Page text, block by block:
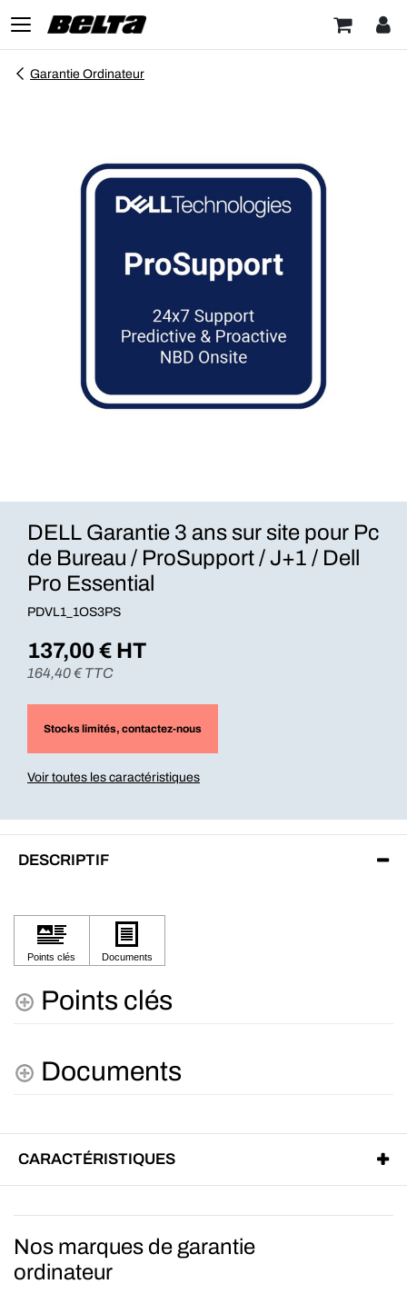
Garantie Ordinateur
DELL Garantie 3 ans sur site pour Pc
de Bureau / ProSupport / J+1 / Dell
Pro Essential
PDVL1_1OS3PS
137,00€ HT
164,40€ TTC
Stocks limités, contactez-nous
Voir toutes les caractéristiques
DESCRIPTIF
Points clés
Documents
CARACTÉRISTIQUES
Nos marques de garantie
ordinateur